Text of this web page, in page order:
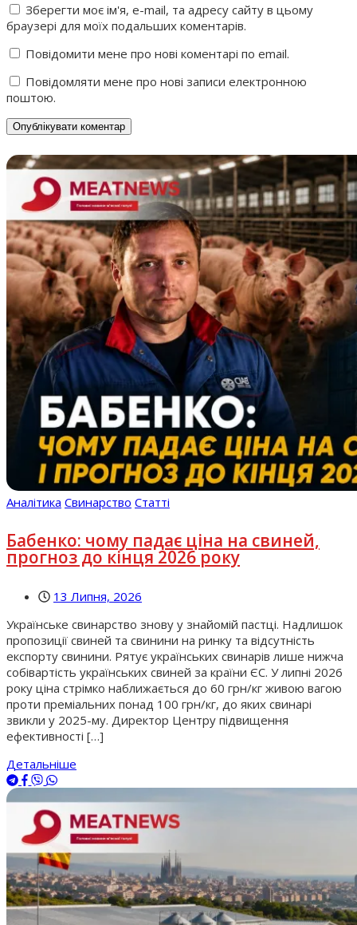
Зберегти моє ім'я, e-mail, та адресу сайту в цьому
браузері для моїх подальших коментарів.
Повідомити мене про нові коментарі по email.
Повідомляти мене про нові записи електронною
поштою.
Аналітика Свинарство Статті
Бабенко: чому падає ціна на свиней,
прогноз до кінця 2026 року
13 Липня, 2026
Українське свинарство знову у знайомій пастці. Надлишок
пропозиції свиней та свинини на ринку та відсутність
експорту свинини. Рятує українських свинарів лише нижча
собівартість українських свиней за країни ЄС. У липні 2026
року ціна стрімко наближається до 60 грн/кг живою вагою
проти преміальних понад 100 грн/кг, до яких свинарі
звикли у 2025-му. Директор Центру підвищення
ефективності […]
Детальніше